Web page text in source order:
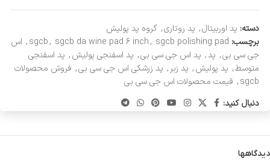
دسته: پد اوربیتال, پد روتاری, گروه پد پولیش
برچسب:
sgcb, sgcb da wine pad 6 inch, sgcb polishing pad
, اس
جی سی بی, پد, پد اس جی سی بی, پد اسفنجی پولیش, پد اسفنجی
متوسط, پد پولیش, پد زبر , پد زرشکی اس جی سی بی, فروش محصولات
sgcb
, قیمت محصولات اس جی سی بی
دنبال کنید:
دیدگاهها